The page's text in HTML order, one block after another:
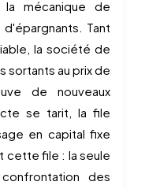
la mécanique de
Tant
la société de
sortants au prix de
de nouveaux
se tarit, la file
en capital fixe
cette file : la seule
des